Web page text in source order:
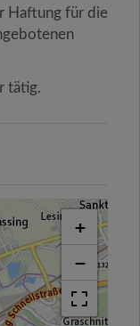
Haftung für die
tätig.
+
−